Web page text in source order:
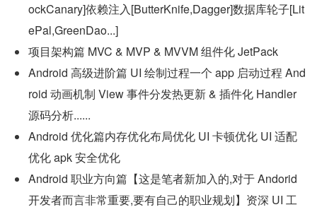
ockCanary]依赖注入[ButterKnife,Dagger]数据库轮子[Lit
ePal,GreenDao...]
项目架构篇 MVC & MVP & MVVM 组件化 JetPack
Android 高级进阶篇 UI 绘制过程一个 app 启动过程 And
roid 动画机制 View 事件分发热更新 & 插件化 Handler
源码分析......
Android 优化篇内存优化布局优化 UI 卡顿优化 UI 适配
优化 apk 安全优化
Android 职业方向篇【这是笔者新加入的,对于 Andorid
开发者而言非常重要,要有自己的职业规划】资深 UI 工